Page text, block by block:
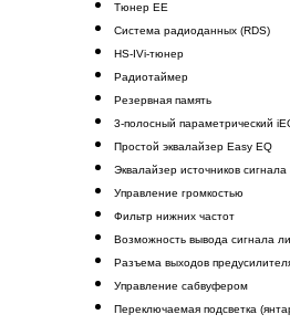
Тюнер EE
Система радиоданных (RDS)
HS-IVi-тюнер
Радиотаймер
Резервная память
3-полосный параметрический
Простой эквалайзер Easy EQ
Эквалайзер источников
Управление громкостью
Фильтр нижних частот
Возможность вывода сигнала
Разъема выходов
Управление сабвуфером
Переключаемая подсветка